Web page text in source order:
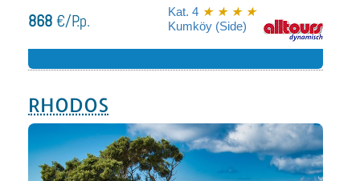
Kat. 4 ★ ★ ★ ★
Kumköy (Side)
868€/P.p.
RHODOS